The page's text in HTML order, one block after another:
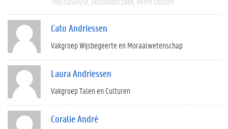
Cato Andriessen
Vakgroep Wijsbegeerte en Moraalwetenschap
Laura Andriessen
Vakgroep Talen en Culturen
Coralie André